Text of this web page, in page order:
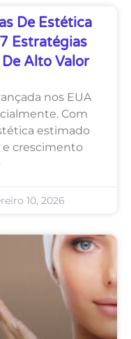
De Estética
Estratégias
Alto Valor
nos EUA
Com
estimado
e crescimento
10, 2026